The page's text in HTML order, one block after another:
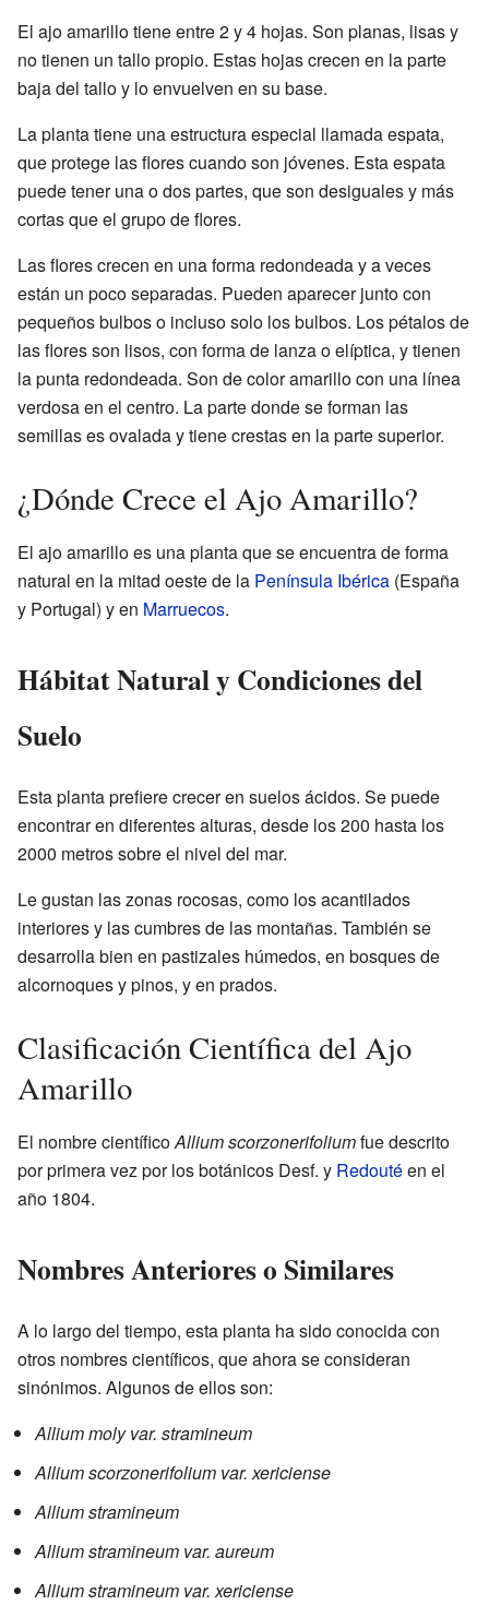
El ajo amarillo tiene entre 2 y 4 hojas. Son planas, lisas y
no tienen un tallo propio. Estas hojas crecen en la parte
baja del tallo y lo envuelven en su base.
La planta tiene una estructura especial llamada espata,
que protege las flores cuando son jóvenes. Esta espata
puede tener una o dos partes, que son desiguales y más
cortas que el grupo de flores.
Las flores crecen en una forma redondeada y a veces
están un poco separadas. Pueden aparecer junto con
pequeños bulbos o incluso solo los bulbos. Los pétalos de
las flores son lisos, con forma de lanza o elíptica, y tienen
la punta redondeada. Son de color amarillo con una línea
verdosa en el centro. La parte donde se forman las
semillas es ovalada y tiene crestas en la parte superior.
¿Dónde Crece el Ajo Amarillo?
El ajo amarillo es una planta que se encuentra de forma
natural en la mitad oeste de la Península Ibérica (España
y Portugal) y en Marruecos.
Hábitat Natural y Condiciones del
Suelo
Esta planta prefiere crecer en suelos ácidos. Se puede
encontrar en diferentes alturas, desde los 200 hasta los
2000 metros sobre el nivel del mar.
Le gustan las zonas rocosas, como los acantilados
interiores y las cumbres de las montañas. También se
desarrolla bien en pastizales húmedos, en bosques de
alcornoques y pinos, y en prados.
Clasificación Científica del Ajo
Amarillo
El nombre científicoAllium scorzonerifoliumfue descrito
por primera vez por los botánicos Desf. y Redoutéen el
año 1804.
Nombres Anteriores o Similares
A lo largo del tiempo, esta planta ha sido conocida con
otros nombres científicos, que ahora se consideran
sinónimos. Algunos de ellos son:
Allium moly var. stramineum
Allium scorzonerifolium var. xericiense
Allium stramineum
Allium stramineum var. aureum
Allium stramineum var. xericiense